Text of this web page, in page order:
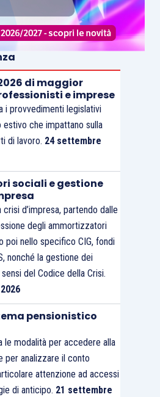
di maggior
e imprese
i provvedimenti legislativi
estivo che impattano sulla
di lavoro. 24 settembre
sociali e gestione
crisi d’impresa, partendo dalle
degli ammortizzatori
poi nello specifico CIG, fondi
nonché la gestione dei
del Codice della Crisi.
pensionistico
le modalità per accedere alla
per analizzare il conto
attenzione ad accessi
di anticipo. 21 settembre